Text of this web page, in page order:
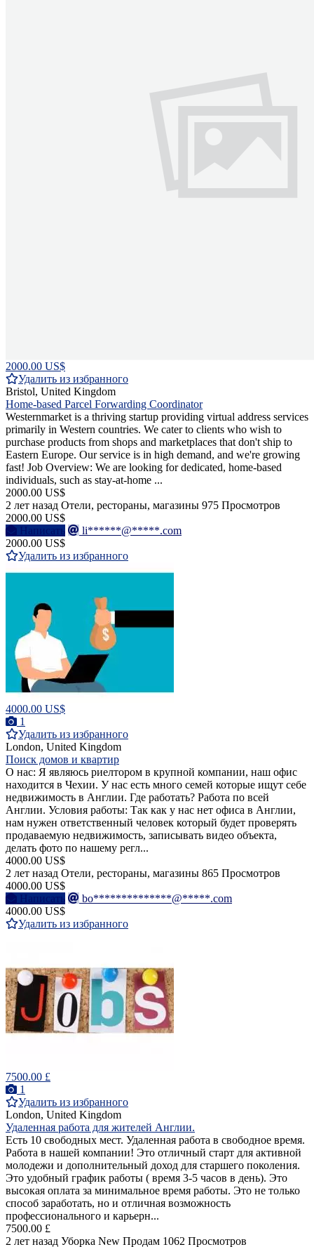
2000.00 US$
Удалить из избранного
Bristol, United Kingdom
Home-based Parcel Forwarding Coordinator
Westernmarket is a thriving startup providing virtual address services
primarily in Western countries. We cater to clients who wish to
purchase products from shops and marketplaces that don't ship to
Eastern Europe. Our service is in high demand, and we're growing
fast! Job Overview: We are looking for dedicated, home-based
individuals, such as stay-at-home ...
2000.00 US$
2 лет назад Отели, рестораны, магазины 975 Просмотров
2000.00 US$
Написать
li******@*****.com
2000.00 US$
Удалить из избранного
4000.00 US$
1
Удалить из избранного
London, United Kingdom
Поиск домов и квартир
О нас: Я являюсь риелтором в крупной компании, наш офис
находится в Чехии. У нас есть много семей которые ищут себе
недвижимость в Англии. Где работать? Работа по всей
Англии. Условия работы: Так как у нас нет офиса в Англии,
нам нужен ответственный человек который будет проверять
продаваемую недвижимость, записывать видео объекта,
делать фото по нашему регл...
4000.00 US$
2 лет назад Отели, рестораны, магазины 865 Просмотров
4000.00 US$
Написать
bo**************@*****.com
4000.00 US$
Удалить из избранного
7500.00 £
1
Удалить из избранного
London, United Kingdom
Удаленная работа для жителей Англии.
Есть 10 свободных мест. Удаленная работа в свободное время.
Работа в нашей компании! Это отличный старт для активной
молодежи и дополнительный доход для старшего поколения.
Это удобный график работы ( время 3-5 часов в день). Это
высокая оплата за минимальное время работы. Это не только
способ заработать, но и отличная возможность
профессионального и карьерн...
7500.00 £
2 лет назад Уборка New Продам 1062 Просмотров